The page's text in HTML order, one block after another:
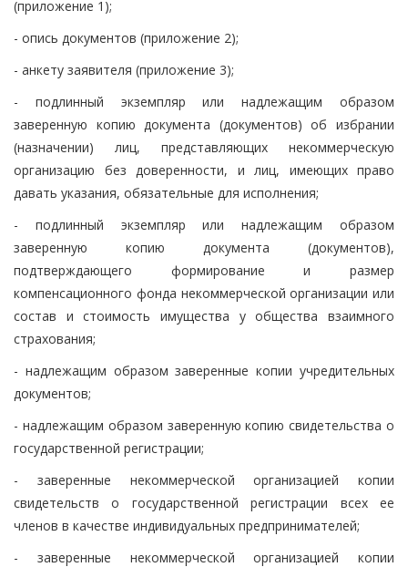
(приложение 1);
- опись документов (приложение 2);
- анкету заявителя (приложение 3);
- подлинный экземпляр или надлежащим образом
заверенную копию документа (документов) об избрании
(назначении) лиц, представляющих некоммерческую
организацию без доверенности, и лиц, имеющих право
давать указания, обязательные для исполнения;
- подлинный экземпляр или надлежащим образом
заверенную копию документа (документов),
подтверждающего формирование и размер
компенсационного фонда некоммерческой организации или
состав и стоимость имущества у общества взаимного
страхования;
- надлежащим образом заверенные копии учредительных
документов;
- надлежащим образом заверенную копию свидетельства о
государственной регистрации;
- заверенные некоммерческой организацией копии
свидетельств о государственной регистрации всех ее
членов в качестве индивидуальных предпринимателей;
- заверенные некоммерческой организацией копии